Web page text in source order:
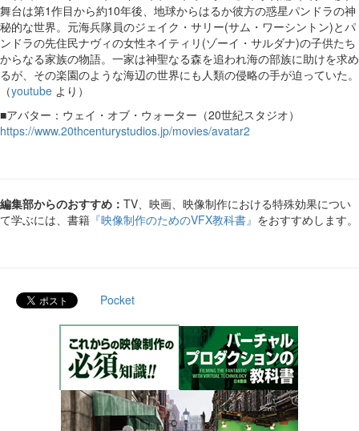
舞台は第1作目から約10年後、地球からはるか彼方の惑星パンドラの神
秘的な世界。元海兵隊員のジェイク・サリー(サム・ワーシントン)とパ
ンドラの先住民ナヴィの女性ネイティリ(ゾーイ・サルダナ)の子供たち
からなる家族の物語。一家は神聖なる森を追われ海の部族に助けを求め
るが、その楽園のような海辺の世界にも人類の侵略の手が迫っていた。
（youtube より）
■アバター：ウェイ・オブ・ウォーター（20世紀スタジオ）
https://www.20thcenturystudios.jp/movies/avatar2
編集部からのおすすめ： TV、映画、映像制作における特殊効果につい
て学ぶには、書籍 『映像制作のためのVFX教科書』 をおすすめします。
Pocket